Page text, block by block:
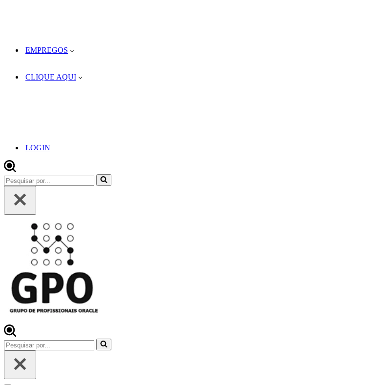
EMPREGOS
CLIQUE AQUI
LOGIN
Pesquisar
por...
Pesquisar
por...